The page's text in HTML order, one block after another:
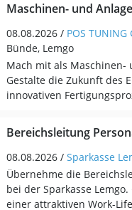
Maschinen- und
08.08.2026 / POS TUNING
Bünde, Lemgo
Mach mit als Maschinen-
Gestalte die Zukunft des
innovativen
Bereichsleitung
08.08.2026 / Sparkasse
Übernehme die
bei der Sparkasse
einer attraktiven Work-